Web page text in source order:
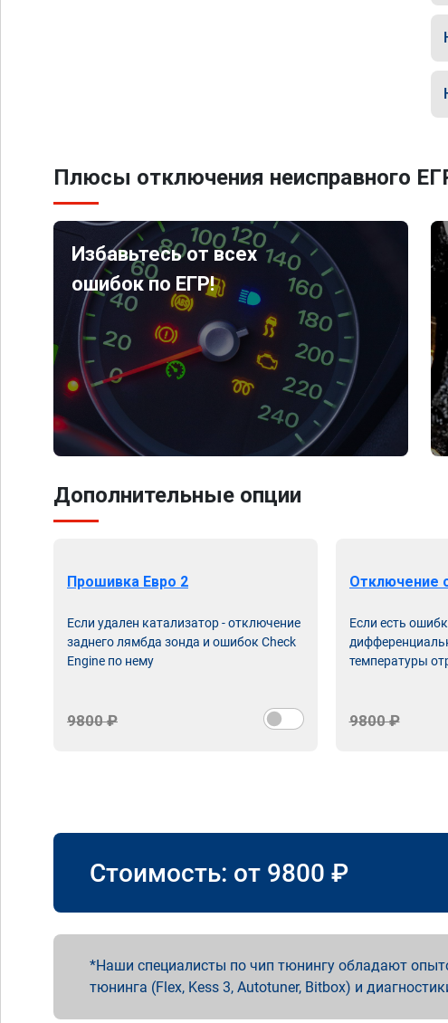
Плюсы отключения неисправного
Избавьтесь от всех
ошибок по ЕГР!
Дополнительные опции
Прошивка Евро 2
Если удален катализатор - отключение
заднего лямбда зонда и ошибок Check
Engine по нему
9800 ₽
Отключение
Если есть
температуры
9800 ₽
Стоимость: от 9800 ₽
Наши специалисты по чип тюнингу обладают
тюнинга (Flex, Kess 3, Autotuner, Bitbox) и